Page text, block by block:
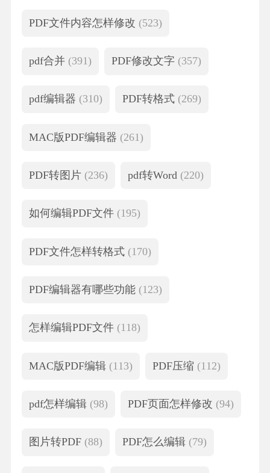
PDF文件内容怎样修改 (523)
pdf合并 (391) PDF修改文字 (357)
pdf编辑器 (310) PDF转格式 (269)
MAC版PDF编辑器 (261)
PDF转图片 (236) pdf转Word (220)
如何编辑PDF文件 (195)
PDF文件怎样转格式 (170)
PDF编辑器有哪些功能 (123)
怎样编辑PDF文件 (118)
MAC版PDF编辑 (113) PDF压缩 (112)
pdf怎样编辑 (98) PDF页面怎样修改 (94)
图片转PDF (88) PDF怎么编辑 (79)